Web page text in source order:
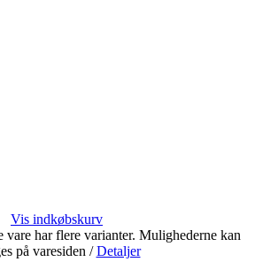
Vis indkøbskurv
vare har flere varianter. Mulighederne kan
på varesiden / Detaljer